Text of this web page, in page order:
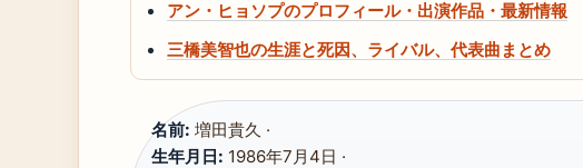
アン・ヒョソプのプロフィール・出演作品・最新情報
三橋美智也の生涯と死因、ライバル、代表曲まとめ
名前: 増田貴久 ·
生年月日: 1986年7月4日 ·